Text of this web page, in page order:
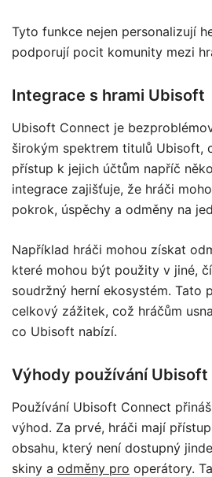
Tyto funkce nejen personalizují
podporují pocit komunity mezi
Integrace s hrami Ubisoft
Ubisoft Connect je
širokým spektrem titulů Ubisoft,
přístup k jejich účtům napříč
integrace zajišťuje, že hráči
pokrok, úspěchy a odměny na
Například hráči mohou získat
které mohou být použity v jiné,
soudržný herní ekosystém. Tato
celkový zážitek, což hráčům
co Ubisoft nabízí.
Výhody používání Ubisoft
Používání Ubisoft Connect
výhod. Za prvé, hráči mají
obsahu, který není dostupný
skiny a odměny pro operátory.